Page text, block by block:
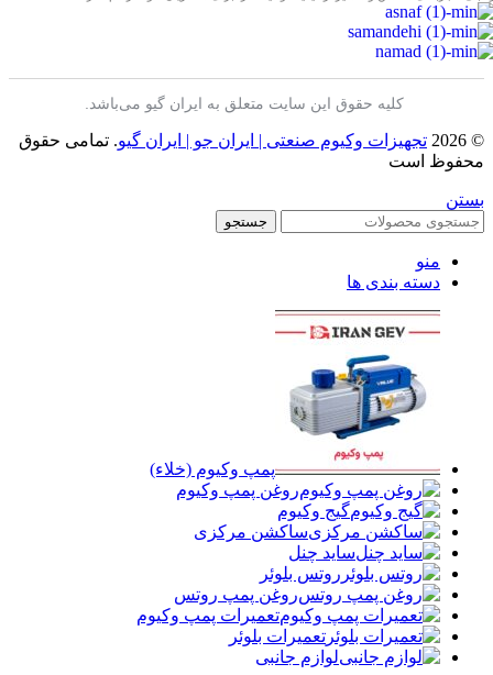
کلیه حقوق این سایت متعلق به ایران گیو می‌باشد.
© 2026 تجهیزات وکیوم صنعتی | ایران جو | ایران گیو. تمامی حقوق
محفوظ است
بستن
جستجو
منو
دسته بندی ها
پمپ وکیوم (خلاء)
روغن پمپ وکیوم
گیج وکیوم
ساکشن مرکزی
ساید چنل
روتس بلوئر
روغن پمپ روتس
تعمیرات پمپ وکیوم
تعمیرات بلوئر
لوازم جانبی